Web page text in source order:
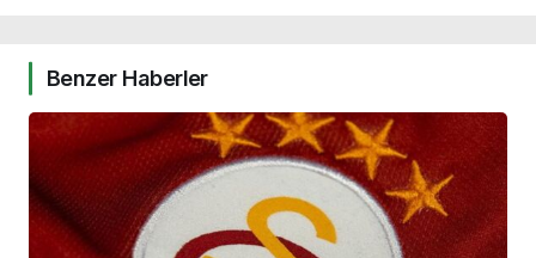
Benzer Haberler